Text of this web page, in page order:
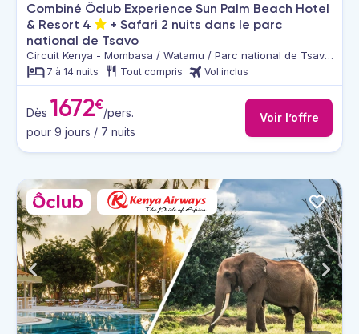
Combiné Ôclub Experience Sun Palm Beach Hotel
& Resort 4
+ Safari 2 nuits dans le parc
national de Tsavo
Circuit Kenya - Mombasa / Watamu / Parc national de Tsavo
Est & Ouest
7 à 14 nuits Tout compris Vol inclus
Dès 1672€/pers.
pour 9 jours / 7 nuits
Voir l’offre